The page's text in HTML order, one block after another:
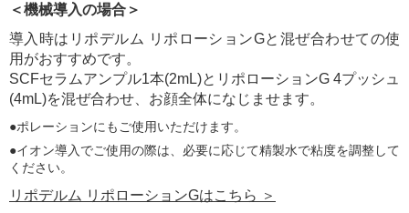
＜機械導入の場合＞
導入時はリポデルム リポローションGと混ぜ合わせての使
用がおすすめです。
SCFセラムアンプル1本(2mL)とリポローションG 4プッシュ
(4mL)を混ぜ合わせ、お顔全体になじませます。
ポレーションにもご使用いただけます。
イオン導入でご使用の際は、必要に応じて精製水で粘度を調整して
ください。
リポデルム リポローションGはこちら ＞